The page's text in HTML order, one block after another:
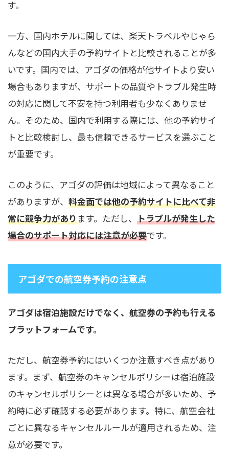
す。
一方、国内ホテルに関しては、楽天トラベルやじゃら
んなどの国内大手の予約サイトと比較されることが多
いです。国内では、アゴダの価格が他サイトより安い
場合もありますが、サポートの品質やトラブル発生時
の対応に関して不安を持つ利用者も少なくありませ
ん。そのため、国内で利用する際には、他の予約サイ
トと比較検討し、最も信頼できるサービスを選ぶこと
が重要です。
このように、アゴダの評価は地域によって異なること
がありますが、 料金面では他の予約サイトに比べて非
常に競争力があります。ただし、 トラブルが発生した
場合のサポート対応には注意が必要です。
アゴダでの航空券予約の注意点
アゴダは宿泊施設だけでなく、航空券の予約も行える
プラットフォームです。
ただし、航空券予約にはいくつか注意すべき点があり
ます。まず、航空券のキャンセルポリシーは宿泊施設
のキャンセルポリシーとは異なる場合が多いため、予
約時に必ず確認する必要があります。特に、航空会社
ごとに異なるキャンセルルールが適用されるため、注
意が必要です。